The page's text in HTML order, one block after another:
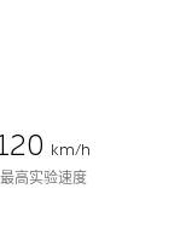
km/h
最高实验速度